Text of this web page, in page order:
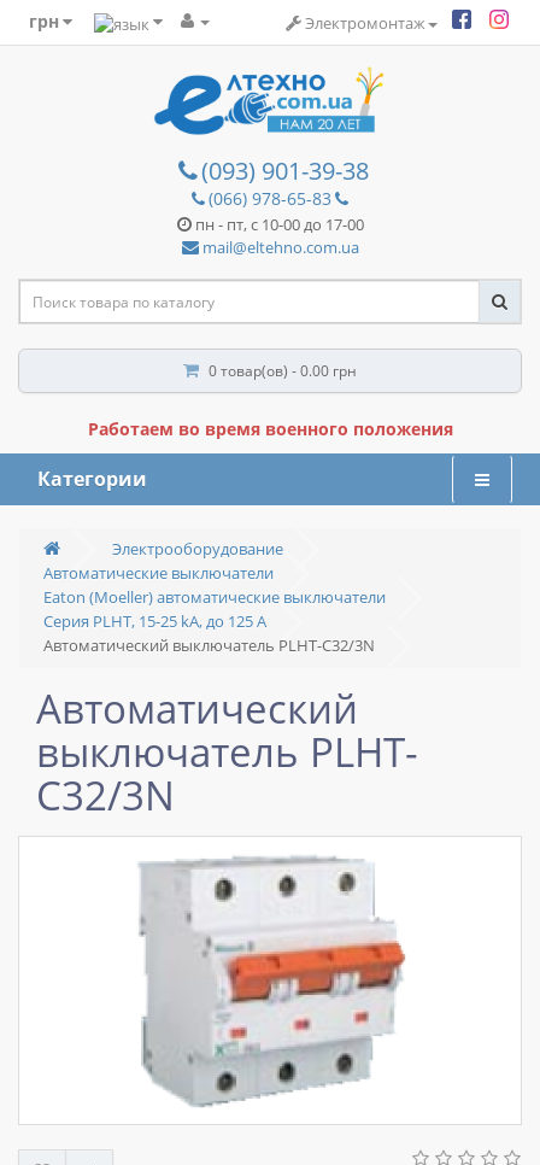
грн Электромонтаж
(093) 901-39-38
(066) 978-65-83
пн - пт, с 10-00 до 17-00
mail@eltehno.com.ua
0 товар(ов) - 0.00 грн
Работаем во время военного положения
Категории
Электрооборудование
Автоматические выключатели
Eaton (Moeller) автоматические выключатели
Серия PLHT, 15-25 kA, до 125 А
Автоматический выключатель PLHT-C32/3N
Автоматический
выключатель PLHT-
C32/3N